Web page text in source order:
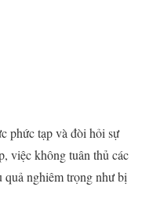
phức tạp và đòi hỏi sự
việc không tuân thủ các
quả nghiêm trọng như bị